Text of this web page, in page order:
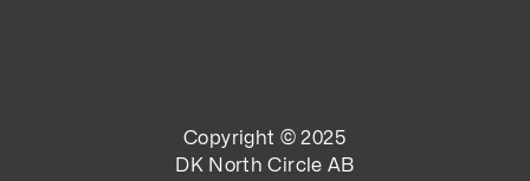
Copyright © 2025
DK North Circle AB